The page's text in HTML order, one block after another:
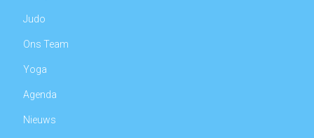
Judo
Ons Team
Yoga
Agenda
Nieuws